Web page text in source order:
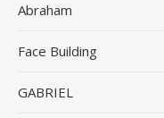
Abraham
Face Building
GABRIEL